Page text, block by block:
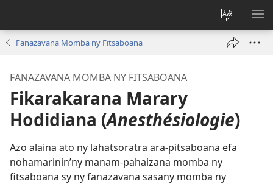
Hiova
fiteny
Fanazavana Momba ny Fitsaboana
FANAZAVANA MOMBA NY FITSABOANA
Fikarakarana Marary
Hodidiana (Anesthésiologie)
Azo alaina ato ny lahatsoratra ara-pitsaboana efa
nohamarinin’ny manam-pahaizana momba ny
fitsaboana sy ny fanazavana sasany momba ny